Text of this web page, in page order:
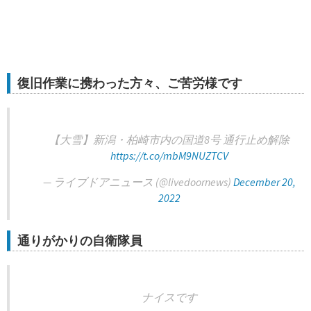
復旧作業に携わった方々、ご苦労様です
【大雪】新潟・柏崎市内の国道8号 通行止め解除
https://t.co/mbM9NUZTCV
— ライブドアニュース (@livedoornews) December 20,
2022
通りがかりの自衛隊員
ナイスです